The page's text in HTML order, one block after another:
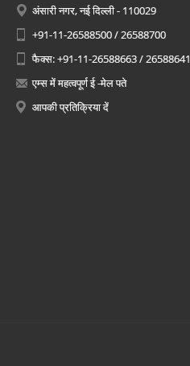
अंसारी नगर, नई दिल्ली - 110029
+91-11-26588500 / 26588700
फैक्स: +91-11-26588663 / 26588641
एम्स में महत्वपूर्ण ई -मेल पते
आपकी प्रतिक्रिया दें